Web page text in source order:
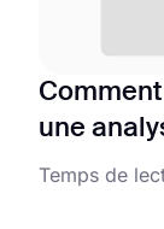
une
Temps de